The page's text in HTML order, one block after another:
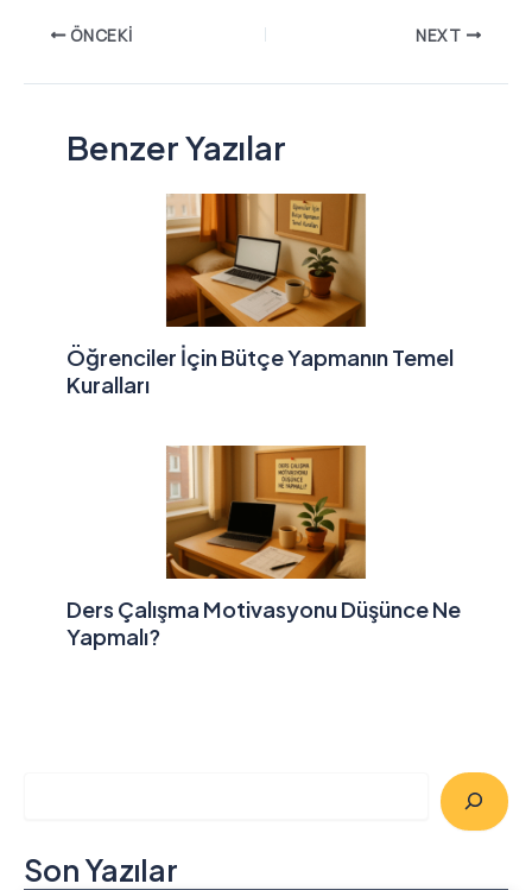
ÖNCEKI NEXT
Benzer Yazılar
Öğrenciler İçin Bütçe Yapmanın Temel
Kuralları
Ders Çalışma Motivasyonu Düşünce Ne
Yapmalı?
Son Yazılar